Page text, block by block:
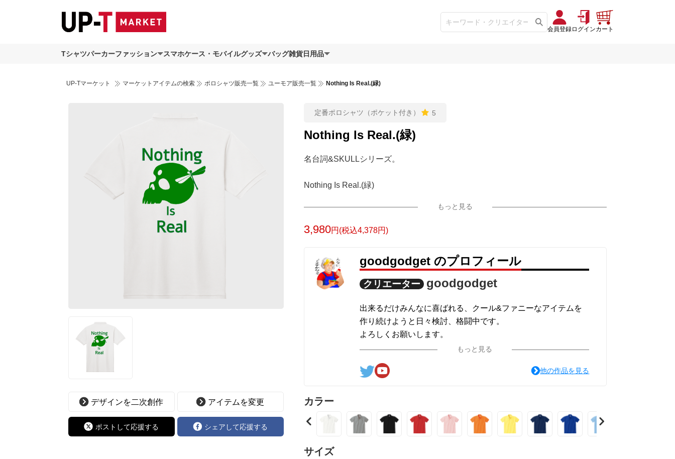
会員登録ログインカート
Tシャツパーカーファッション スマホケース・モバイルグッズ バッグ雑貨日用品
UP-Tマーケット マーケットアイテムの検索 ポロシャツ販売一覧 ユーモア販売一覧 Nothing Is Real.(緑)
デザインを二次創作 アイテムを変更
ポストして応援する シェアして応援する
定番ポロシャツ（ポケット付き） 5
Nothing Is Real.(緑)
名台詞&SKULLシリーズ。
Nothing Is Real.(緑)
もっと見る
3,980円(税込4,378円)
goodgodget のプロフィール
クリエーター goodgodget
出来るだけみんなに喜ばれる、クール&ファニーなアイテムを
作り続けようと日々検討、格闘中です。
よろしくお願いします。
hinichioo by BASE にも展開中。
もっと見る
他の作品を見る
カラー
サイズ